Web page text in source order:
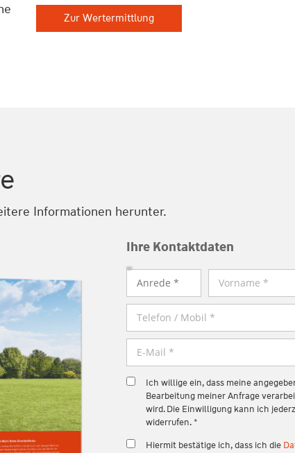
Zur Wertermittlung
Informationen herunter.
Ihre Kontaktdaten
Ich willige ein, dass meine
Bearbeitung meiner Anfrage
wird. Die Einwilligung kann ich
widerrufen. *
Hiermit bestätige ich, dass ich die